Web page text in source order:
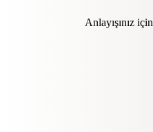
Anlayışınız